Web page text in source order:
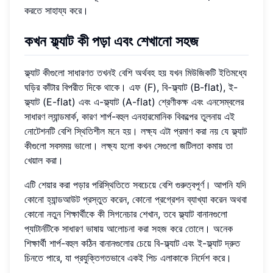
করতে সাহায্য করে।
কখন ফ্ল্যাট কী পড়া এবং শেখানো সহজ
ফ্ল্যাট কীগুলো সাধারণত তখনই বেশি অর্থবহ হয় যখন মিউজিকটি ইতিমধ্যে
ঘড়ির কাঁটার বিপরীত দিকে থাকে। এফ (F), বি-ফ্ল্যাট (B-flat), ই-
ফ্ল্যাট (E-flat) এবং এ-ফ্ল্যাট (A-flat) শ্রেণীকক্ষ এবং এনসেম্বলের
সাধারণ ল্যান্ডমার্ক, কারণ শার্প-বহুল এনহারমোনিক বিকল্পের তুলনায় এই
নোটেশনটি বেশি স্থিতিশীল মনে হয়। লক্ষ্য এটা প্রমাণ করা নয় যে ফ্ল্যাট
কীগুলো সবসময় ভালো। লক্ষ্য হলো কখন সেগুলো জটিলতা কমায় তা
খেয়াল করা।
এটি শেয়ার করা পড়ার পরিস্থিতিতে সবচেয়ে বেশি গুরুত্বপূর্ণ। আপনি যদি
কোনো হ্যান্ডআউট প্রস্তুত করেন, কোনো প্রগ্রেশন ব্যাখ্যা করেন অথবা
কোনো নতুন শিক্ষার্থীকে কী সিগনেচার শেখান, তবে ফ্ল্যাট বানানগুলো
প্যাটার্নটিকে সাধারণ ভাষায় আলোচনা করা সহজ করে তোলে। অনেক
শিক্ষার্থী শার্প-বহুল কঠিন বানানগুলোর চেয়ে বি-ফ্ল্যাট এবং ই-ফ্ল্যাট দ্রুত
চিনতে পারে, যা প্রযুক্তিগতভাবে একই পিচ এলাকাকে নির্দেশ করে।